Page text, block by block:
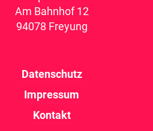
Am Bahnhof 12
94078 Freyung
Datenschutz
Impressum
Kontakt